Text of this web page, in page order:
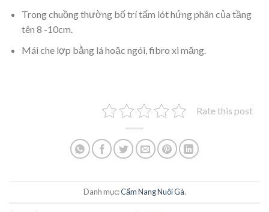
Trong chuồng thường bố trí tấm lót hứng phân của tầng
tên 8 -10cm.
Mái che lợp bằng lá hoặc ngói, fibro xi măng.
Rate this post
Danh mục:Cẩm Nang Nuôi Gà.